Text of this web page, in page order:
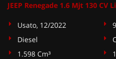
JEEP Renegade 1.6 Mjt 130 CV
Usato, 12/2022
Diesel
1.598 Cm³